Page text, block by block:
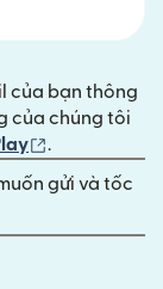
của bạn thông
mới)
của chúng tôi
mới).
gửi và tốc